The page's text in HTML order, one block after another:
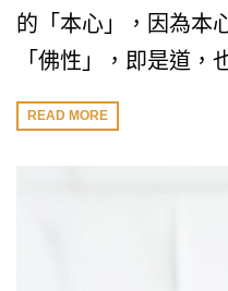
的「本心」，因為本
「佛性」，即是道，
READ MORE